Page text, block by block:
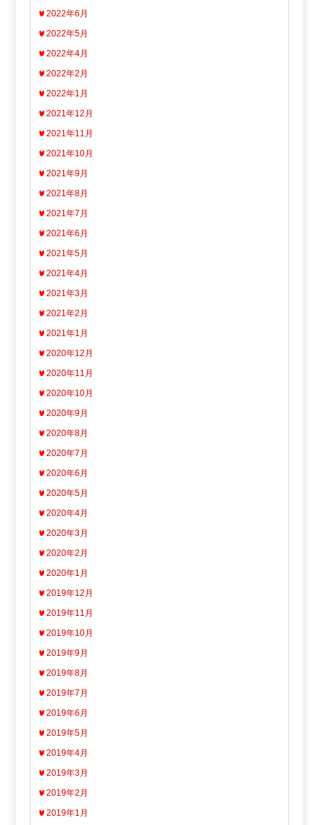
2022年6月
2022年5月
2022年4月
2022年2月
2022年1月
2021年12月
2021年11月
2021年10月
2021年9月
2021年8月
2021年7月
2021年6月
2021年5月
2021年4月
2021年3月
2021年2月
2021年1月
2020年12月
2020年11月
2020年10月
2020年9月
2020年8月
2020年7月
2020年6月
2020年5月
2020年4月
2020年3月
2020年2月
2020年1月
2019年12月
2019年11月
2019年10月
2019年9月
2019年8月
2019年7月
2019年6月
2019年5月
2019年4月
2019年3月
2019年2月
2019年1月